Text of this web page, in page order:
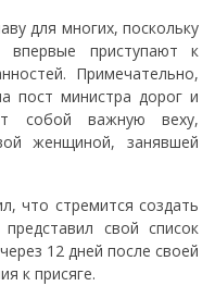
для многих, поскольку
приступают к
Примечательно,
пост министра дорог и
собой важную веху,
женщиной, занявшей
что стремится создать
представил свой список
12 дней после своей
к присяге.